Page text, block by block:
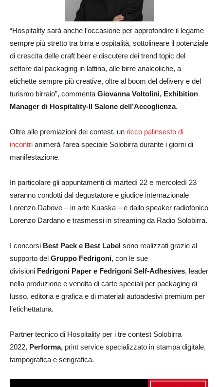
“Hospitality sarà anche l’occasione per approfondire il legame
sempre più stretto tra birra e ospitalità, sottolineare il potenziale
di crescita delle craft beer e discutere dei trend topic del
settore dal packaging in lattina, alle birre analcoliche, a
etichette sempre più creative, oltre al boom del delivery e del
turismo birraio”, commenta Giovanna Voltolini, Exhibition
Manager di Hospitality-Il Salone dell’Accoglienza.
Oltre alle premiazioni dei contest, un ricco palinsesto di
incontri animerà l’area speciale Solobirra durante i giorni di
manifestazione.
In particolare gli appuntamenti di martedì 22 e mercoledì 23
saranno condotti dal degustatore e giudice internazionale
Lorenzo Dabove – in arte Kuaska – e dallo speaker radiofonico
Lorenzo Dardano e trasmessi in streaming da Radio Solobirra.
I concorsi Best Pack e Best Label sono realizzati grazie al
supporto del Gruppo Fedrigoni, con le sue
divisioni Fedrigoni Paper e Fedrigoni Self-Adhesives, leader
nella produzione e vendita di carte speciali per packaging di
lusso, editoria e grafica e di materiali autoadesivi premium per
l’etichettatura.
Partner tecnico di Hospitality per i tre contest Solobirra
2022, Performa, print service specializzato in stampa digitale,
tampografica e serigrafica.